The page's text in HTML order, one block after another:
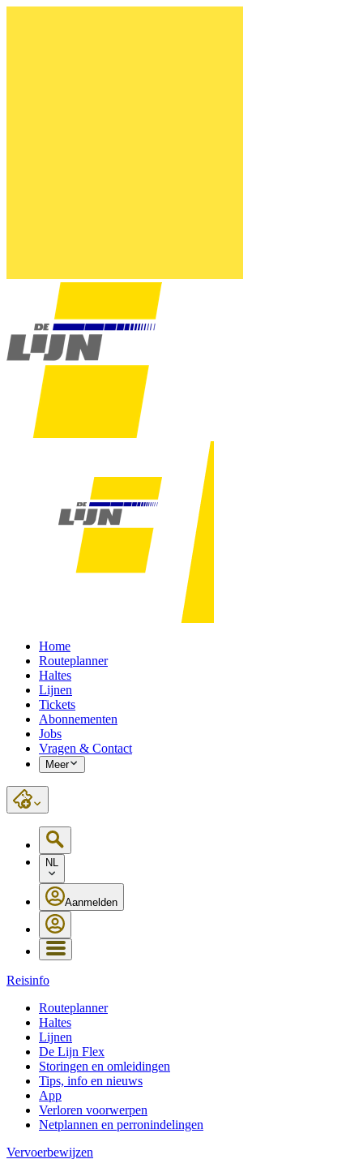
Home
Routeplanner
Haltes
Lijnen
Tickets
Abonnementen
Jobs
Vragen & Contact
Meer
NL
Aanmelden
Reisinfo
Routeplanner
Haltes
Lijnen
De Lijn Flex
Storingen en omleidingen
Tips, info en nieuws
App
Verloren voorwerpen
Netplannen en perronindelingen
Vervoerbewijzen